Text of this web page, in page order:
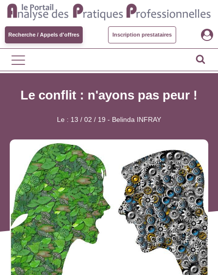
Recherche / Appels d'offres Inscription prestataires
Le conflit : n'ayons pas peur !
Le : 13 / 02 / 19 - Belinda INFRAY